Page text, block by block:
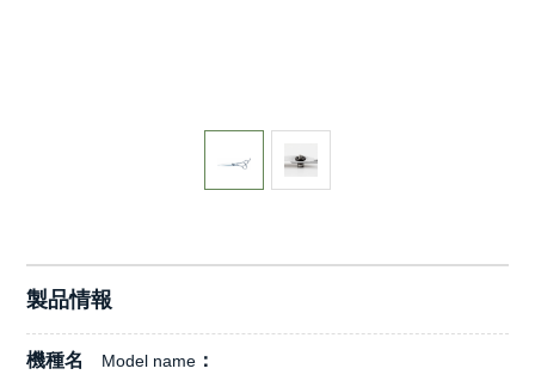
製品情報
機種名 Model name